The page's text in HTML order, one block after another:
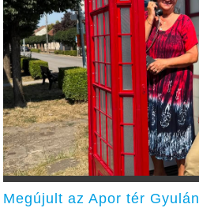
Megújult az Apor tér Gyulán